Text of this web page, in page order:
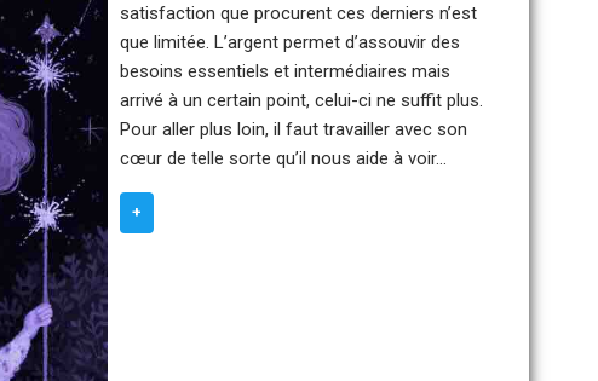
satisfaction que procurent ces derniers n’est
que limitée. L’argent permet d’assouvir des
besoins essentiels et intermédiaires mais
arrivé à un certain point, celui-ci ne suffit plus.
Pour aller plus loin, il faut travailler avec son
cœur de telle sorte qu’il nous aide à voir…
+